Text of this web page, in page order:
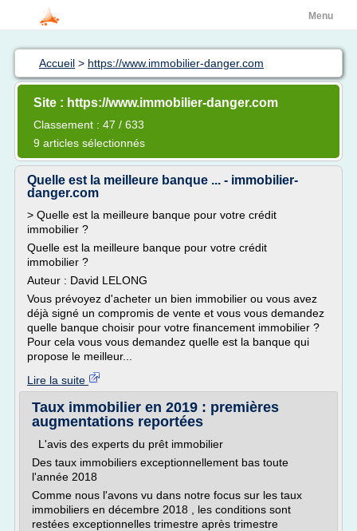
Menu
Accueil > https://www.immobilier-danger.com
Site : https://www.immobilier-danger.com
Classement : 47 / 633
9 articles sélectionnés
Quelle est la meilleure banque ... - immobilier-
danger.com
> Quelle est la meilleure banque pour votre crédit
immobilier ?
Quelle est la meilleure banque pour votre crédit
immobilier ?
Auteur : David LELONG
Vous prévoyez d'acheter un bien immobilier ou vous avez
déjà signé un compromis de vente et vous vous demandez
quelle banque choisir pour votre financement immobilier ?
Pour cela vous vous demandez quelle est la banque qui
propose le meilleur...
Lire la suite
Taux immobilier en 2019 : premières
augmentations reportées
L'avis des experts du prêt immobilier
Des taux immobiliers exceptionnellement bas toute
l'année 2018
Comme nous l'avons vu dans notre focus sur les taux
immobiliers en décembre 2018 , les conditions sont
restées exceptionnelles trimestre après trimestre